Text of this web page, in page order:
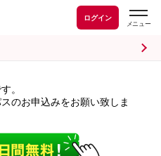
ログイン
。
のお申込みをお願い致しま